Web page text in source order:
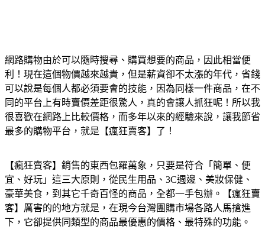
網路購物由於可以隨時搜尋、購買想要的商品，因此相當便
利！現在這個物價越來越貴，但是薪資卻不太漲的年代，省錢
可以說是每個人都必須要會的技能，因為同樣一件商品，在不
同的平台上有時賣價差距很驚人，真的會讓人抓狂呢！所以我
很喜歡在網路上比較價格，而多年以來的經驗來說，讓我節省
最多的購物平台，就是【瘋狂賣客】了！
【瘋狂賣客】銷售的東西包羅萬象，只要是符合「簡單、便
宜、好玩」這三大原則，從民生用品、3C週邊、美妝保健、
豪華美食，到其它千奇百怪的商品，全都一手包辦。【瘋狂賣
客】厲害的的地方就是，在現今台灣團購市場各路人馬搶進
下，它卻提供同類型的商品最優惠的價格、最特殊的功能。